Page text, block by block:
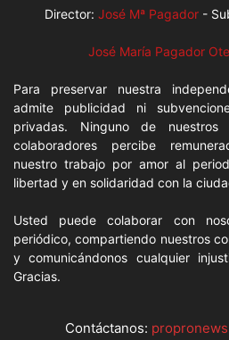
Director: José Mª Pagador-
José María Pagador
Para preservar nuestra
admite publicidad ni
privadas. Ninguno de
colaboradores percibe
nuestro trabajo por amor al
libertad y en solidaridad con la
Usted puede colaborar con
periódico, compartiendo nuestros
y comunicándonos cualquier
Gracias.
Contáctanos: